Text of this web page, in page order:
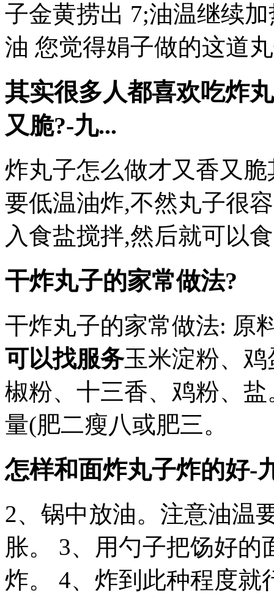
子金黄捞出 7;油温继续
油 您觉得娟子做的这道
其实很多人都喜欢吃炸
又脆?-九...
炸丸子怎么做才又香又
要低温油炸,不然丸子很
入食盐搅拌,然后就可以
干炸丸子的家常做法?
干炸丸子的家常做法: 原
可以找服务玉米淀粉、
椒粉、十三香、鸡粉、
量(肥二瘦八或肥三。
怎样和面炸丸子炸的好-
2、锅中放油。注意油温
胀。 3、用勺子把饧好
炸。 4、炸到此种程度就